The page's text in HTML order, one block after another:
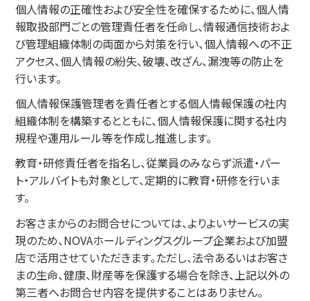
個人情報の正確性および安全性を確保するために、個人情
報取扱部門ごとの管理責任者を任命し、情報通信技術およ
び管理組織体制の両面から対策を行い、個人情報への不正
アクセス、個人情報の紛失、破壊、改ざん、漏洩等の防止を
行います。
個人情報保護管理者を責任者とする個人情報保護の社内
組織体制を構築するとともに、個人情報保護に関する社内
規程や運用ルール等を作成し推進します。
教育・研修責任者を指名し、従業員のみならず派遣・パー
ト・アルバイトも対象として、定期的に教育・研修を行いま
す。
お客さまからのお問合せについては、よりよいサービスの実
現のため、NOVAホールディングスグループ企業および加盟
店で活用させていただきます。ただし、法令あるいはお客さ
まの生命、健康、財産等を保護する場合を除き、上記以外の
第三者へお問合せ内容を提供することはありません。